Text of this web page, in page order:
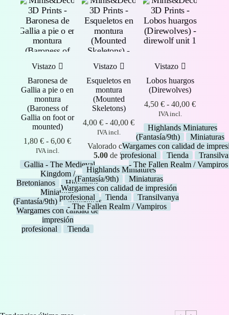
Vistazo
Baronesa de
Gallia a pie o en
montura
(Baroness of
Gallia on foot or
mounted)
1,80€ - 6,00€Rango
precios:
desde
1,80 €
hasta
6,00 €
IVA incl.
Gallia - The Medieval
Kingdom /
Bretonianos
Highlands
Miniatures
(Fantasía/9th)
Miniaturas
Wargames con calidad de
impresión
profesional
Tienda
Vistazo
Esqueletos en
montura
(Mounted
Skeletons)
4,00€ - 40,00€Rango
de
precios:
desde
4,00 €
hasta
40,00 €
IVA incl.
Valorado con
5.00 de 5
Highlands Miniatures
(Fantasía/9th)
Miniaturas
Wargames con calidad de impresión
profesional
Tienda
Transilvanya
- The Fallen Realm / Vampiros
Vistazo
Lobos huargos
(Direwolves)
4,50€ - 40,00€Rango
precios:
desde
4,50 €
hasta
40,00 €
IVA incl.
Highlands Miniatures
(Fantasía/9th)
Miniaturas
Wargames con calidad de
profesional
Tienda
- The Fallen Realm / Vampiros